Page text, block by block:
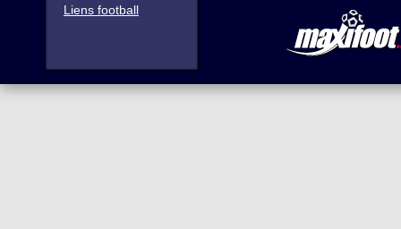
Liens football